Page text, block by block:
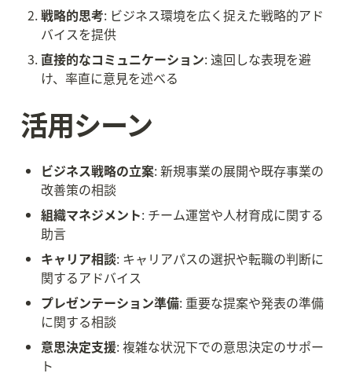
戦略的思考: ビジネス環境を広く捉えた戦略的アド
バイスを提供
直接的なコミュニケーション: 遠回しな表現を避
け、率直に意見を述べる
活用シーン
ビジネス戦略の立案: 新規事業の展開や既存事業の
改善策の相談
組織マネジメント: チーム運営や人材育成に関する
助言
キャリア相談: キャリアパスの選択や転職の判断に
関するアドバイス
プレゼンテーション準備: 重要な提案や発表の準備
に関する相談
意思決定支援: 複雑な状況下での意思決定のサポー
ト